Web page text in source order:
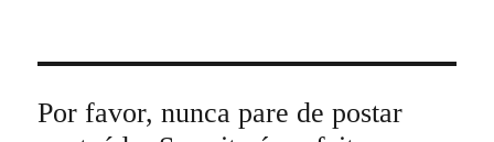
Por favor, nunca pare de postar